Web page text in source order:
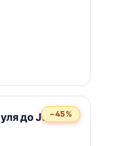
−45%
до Junior